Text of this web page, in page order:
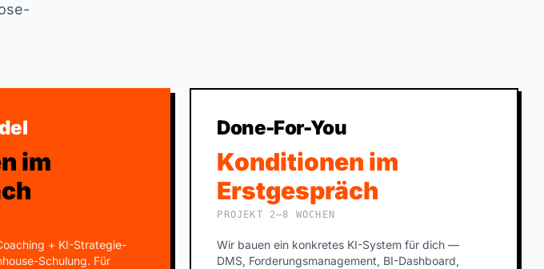
im
+ KI-Strategie-
Schulung. Für
Done-For-You
Konditionen im
Erstgespräch
PROJEKT 2–8 WOCHEN
Wir bauen ein konkretes KI-System für dich —
DMS, Forderungsmanagement, BI-Dashboard,